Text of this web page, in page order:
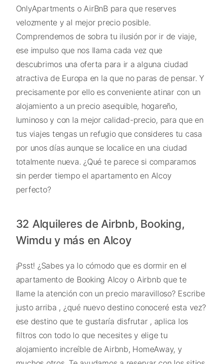
OnlyApartments o AirBnB para que reserves
velozmente y al mejor precio posible.
Comprendemos de sobra tu ilusión por ir de viaje,
ese impulso que nos llama cada vez que
descubrimos una oferta para ir a alguna ciudad
atractiva de Europa en la que no paras de pensar. Y
precisamente por ello es conveniente atinar con un
alojamiento a un precio asequible, hogareño,
luminoso y con la mejor calidad-precio, para que en
tus viajes tengas un refugio que consideres tu casa
por unos días aunque se localice en una ciudad
totalmente nueva. ¿Qué te parece si comparamos
sin perder tiempo el apartamento en Alcoy
perfecto?
32 Alquileres de Airbnb, Booking,
Wimdu y más en Alcoy
¡Psst! ¿Sabes ya lo cómodo que es dormir en el
apartamento de Booking Alcoy o Airbnb que te
llame la atención con un precio maravilloso? Escribe
justo arriba , ¿qué nuevo destino conoceré esta vez?
ese destino que te gustaría disfrutar , aplica los
filtros con todo lo que necesites y elige tu
alojamiento increíble de Airbnb, HomeAway, y